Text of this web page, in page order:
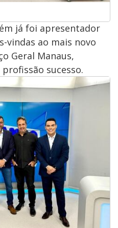
já foi apresentador
vindas ao mais novo
Geral Manaus,
sucesso.